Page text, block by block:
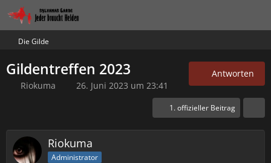
Die Gilde
Gildentreffen 2023
Riokuma 26. Juni 2023 um 23:41
Antworten
1. offizieller Beitrag
Riokuma
Administrator